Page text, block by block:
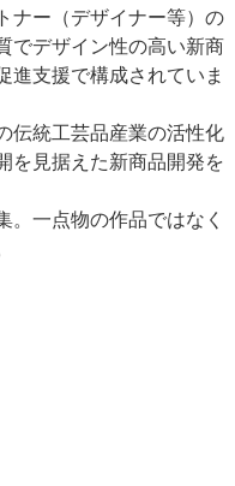
ナー（デザイナー等）の
でデザイン性の高い新商
進支援で構成されていま
伝統工芸品産業の活性化
を見据えた新商品開発を
。一点物の作品ではなく